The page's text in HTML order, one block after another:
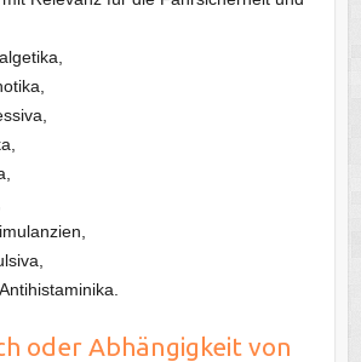
oder Abhängigkeit von